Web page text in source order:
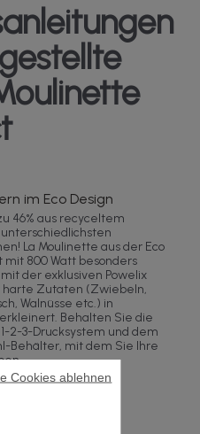
im Eco Design
46% aus recyceltem
La Moulinette aus der Eco
mit 800 Watt besonders
der exklusiven Powelix
harte Zutaten (Zwiebeln,
Walnüsse etc.) in
Behalten Sie die
2-3-Drucksystem und dem
Behälter, mit dem Sie Ihre
Cookies ablehnen